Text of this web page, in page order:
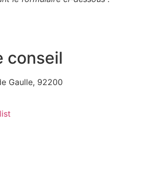
conseil
Gaulle, 92200